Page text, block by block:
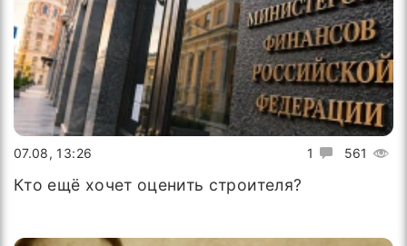
1 561
07.08, 13:26
Кто ещё хочет оценить строителя?